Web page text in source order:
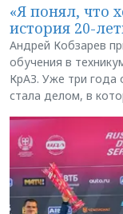
«Я понял, что
история 20-
Андрей Кобзарев
обучения в
КрАЗ. Уже три года
стала делом, в